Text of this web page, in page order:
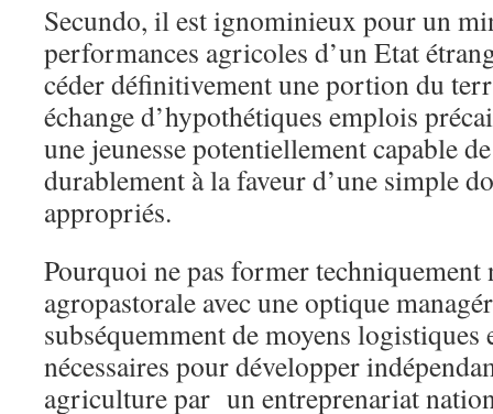
Secundo, il est ignominieux pour un
performances agricoles d’un Etat
céder définitivement une portion du
échange d’hypothétiques emplois
une jeunesse potentiellement capable
durablement à la faveur d’une simple
appropriés.
Pourquoi ne pas former techniquement
agropastorale avec une optique
subséquemment de moyens logistiques
nécessaires pour développer
agriculture par un entreprenariat